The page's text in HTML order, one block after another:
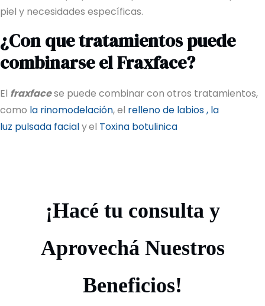
piel y necesidades específicas.
¿Con que tratamientos puede
combinarse el Fraxface?
El fraxfacese puede combinar con otros tratamientos,
como la rinomodelación, el relleno de labios, la
luz pulsada facialyel Toxina botulinica
¡Hacé tu consulta y
Aprovechá Nuestros
Beneficios!